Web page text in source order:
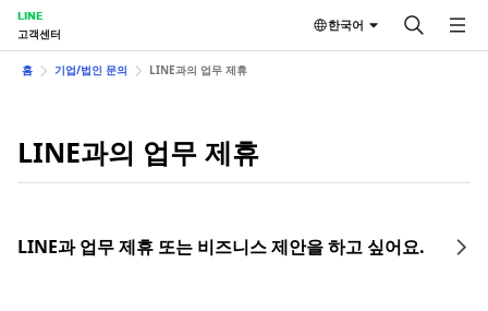
LINE
고객센터
한국어
홈 기업/법인 문의 LINE과의 업무 제휴
LINE과의 업무 제휴
LINE과 업무 제휴 또는 비즈니스 제안을 하고 싶어요.